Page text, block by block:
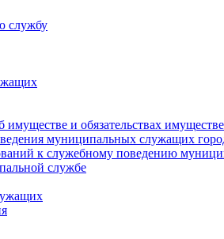
службу
имуществе и обязательствах
муниципальных служащих
к служебному поведению
службе